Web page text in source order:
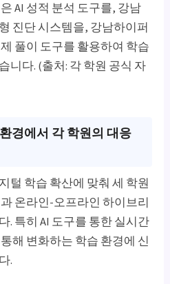
AI 성적 분석 도구를, 강남
진단 시스템을, 강남하이퍼
풀이 도구를 활용하여 학습
니다. (출처: 각 학원 공식 자
경에서 각 학원의 대응
털 학습 확산에 맞춰 세 학원
온라인-오프라인 하이브리
. 특히 AI 도구를 통한 실시간
해 변화하는 학습 환경에 신
.